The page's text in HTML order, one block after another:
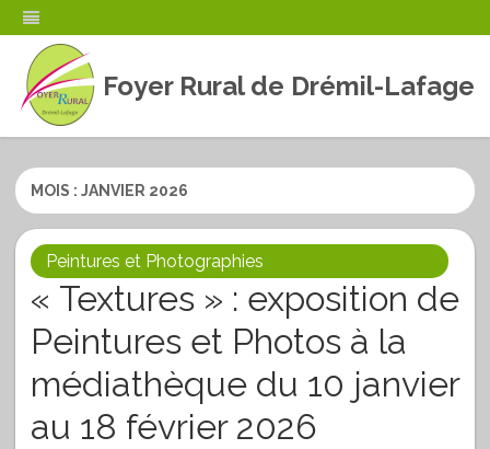
Foyer Rural de Drémil-Lafage
Skip
content
MOIS : JANVIER 2026
Peintures et Photographies
« Textures » : exposition de
Peintures et Photos à la
médiathèque du 10 janvier
au 18 février 2026